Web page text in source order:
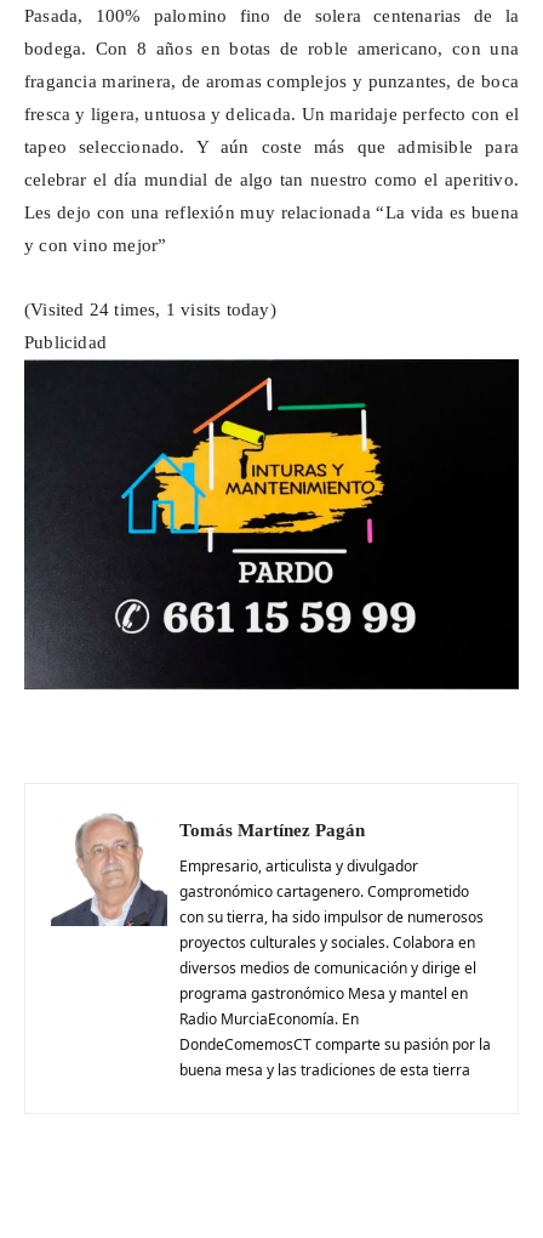
Pasada, 100% palomino fino de solera centenarias de la
bodega. Con 8 años en botas de roble americano, con una
fragancia marinera, de aromas complejos y punzantes, de boca
fresca y ligera, untuosa y delicada. Un maridaje perfecto con el
tapeo seleccionado. Y aún coste más que admisible para
celebrar el día mundial de algo tan nuestro como el aperitivo.
Les dejo con una reflexión muy relacionada “La vida es buena
y con vino mejor”
(Visited 24 times, 1 visits today)
Publicidad
Tomás Martínez Pagán
Empresario, articulista y divulgador
gastronómico cartagenero. Comprometido
con su tierra, ha sido impulsor de numerosos
proyectos culturales y sociales. Colabora en
diversos medios de comunicación y dirige el
programa gastronómico Mesa y mantel en
Radio MurciaEconomía. En
DondeComemosCT comparte su pasión por la
buena mesa y las tradiciones de esta tierra